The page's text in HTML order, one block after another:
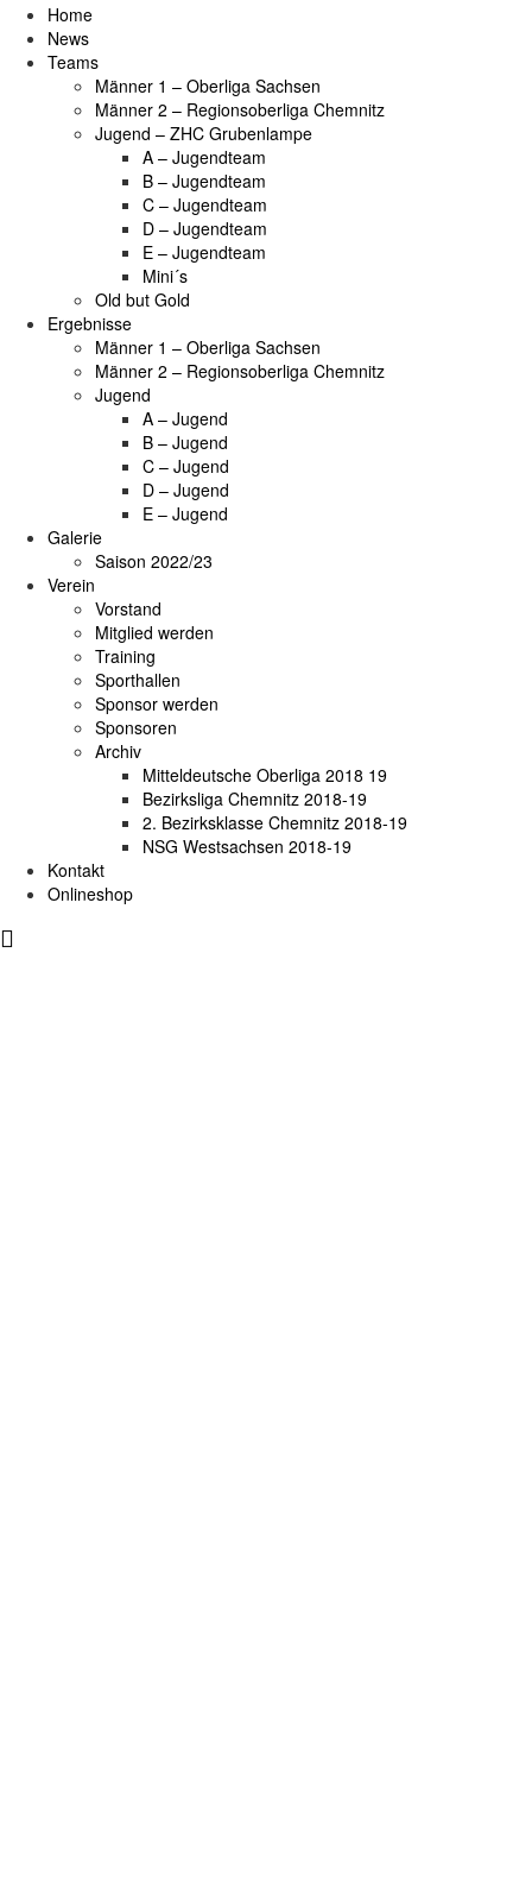
Home
News
Teams
Männer 1 – Oberliga Sachsen
Männer 2 – Regionsoberliga Chemnitz
Jugend – ZHC Grubenlampe
A – Jugendteam
B – Jugendteam
C – Jugendteam
D – Jugendteam
E – Jugendteam
Mini´s
Old but Gold
Ergebnisse
Männer 1 – Oberliga Sachsen
Männer 2 – Regionsoberliga Chemnitz
Jugend
A – Jugend
B – Jugend
C – Jugend
D – Jugend
E – Jugend
Galerie
Saison 2022/23
Verein
Vorstand
Mitglied werden
Training
Sporthallen
Sponsor werden
Sponsoren
Archiv
Mitteldeutsche Oberliga 2018 19
Bezirksliga Chemnitz 2018-19
2. Bezirksklasse Chemnitz 2018-19
NSG Westsachsen 2018-19
Kontakt
Onlineshop